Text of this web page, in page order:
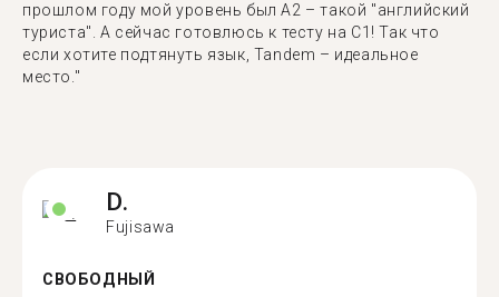
прошлом году мой уровень был A2 – такой "английский
туриста". А сейчас готовлюсь к тесту на C1! Так что
если хотите подтянуть язык, Tandem – идеальное
место."
D.
Fujisawa
СВОБОДНЫЙ